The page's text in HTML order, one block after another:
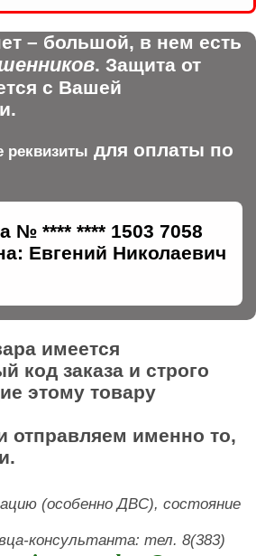
– большой, в нем есть
. Защита от
с Вашей
реквизиты для оплаты по
№ **** **** 1503 7058
Евгений Николаевич
имеется
код заказа и строго
этому товару
именно то,
(особенно ДВС), состояние
консультанта: тел. 8(383)